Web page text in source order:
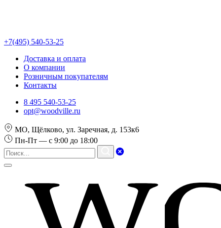
+7(495) 540-53-25
Доставка и оплата
О компании
Розничным покупателям
Контакты
8 495 540-53-25
opt@woodville.ru
МО, Щёлково, ул. Заречная, д. 153к6
Пн-Пт — с 9:00 до 18:00